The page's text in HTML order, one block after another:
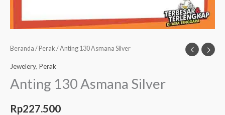
Beranda / Perak / Anting 130 Asmana Silver
Jewelery, Perak
Anting 130 Asmana Silver
Rp227.500